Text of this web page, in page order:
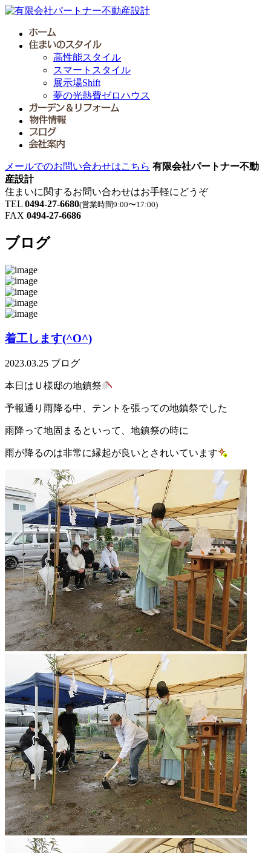
高性能スタイル
スマートスタイル
展示場Shift
夢の光熱費ゼロハウス
メールでのお問い合わせはこちら 有限会社パートナー不動
産設計
住まいに関するお問い合わせはお手軽にどうぞ
TEL 0494-27-6680(営業時間9:00〜17:00)
FAX 0494-27-6686
ブログ
着工します(^O^)
2023.03.25 ブログ
本日はＵ様邸の地鎮祭
予報通り雨降る中、テントを張っての地鎮祭でした
雨降って地固まるといって、地鎮祭の時に
雨が降るのは非常に縁起が良いとされいています